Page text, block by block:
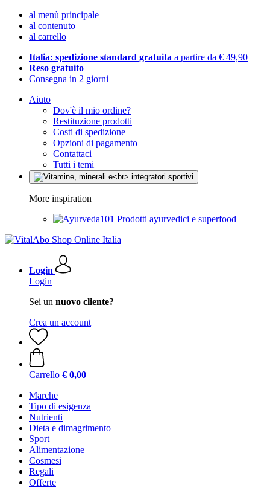
al menù principale
al contenuto
al carrello
Italia: spedizione standard gratuita a partire da € 49,90
Reso gratuito
Consegna in 2 giorni
Aiuto
Dov'è il mio ordine?
Restituzione prodotti
Costi di spedizione
Opzioni di pagamento
Contattaci
Tutti i temi
More inspiration
Prodotti ayurvedici e superfood
Login
Login
Sei un nuovo cliente?
Crea un account
Carrello € 0,00
Marche
Tipo di esigenza
Nutrienti
Dieta e dimagrimento
Sport
Alimentazione
Cosmesi
Regali
Offerte